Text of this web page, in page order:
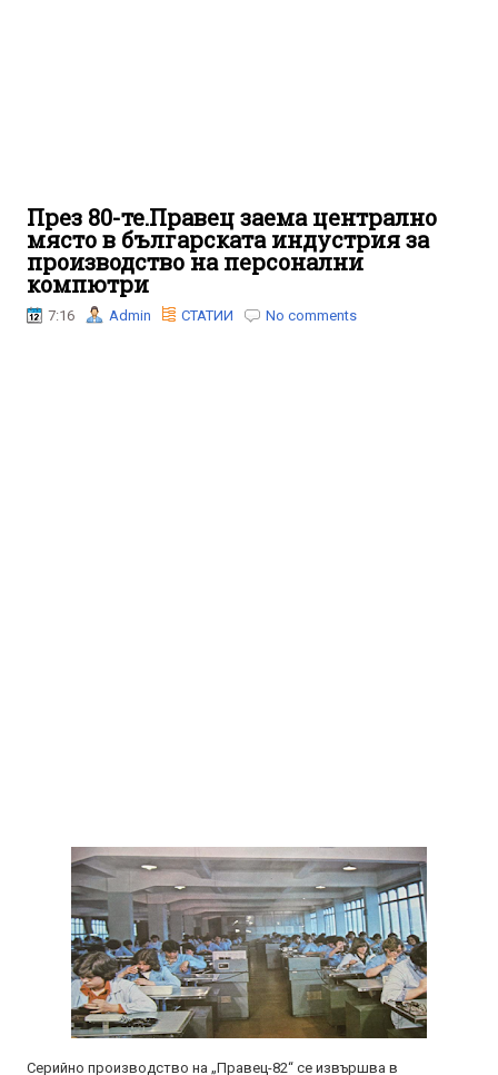
През 80-те.Правец заема централно
място в българската индустрия за
производство на персонални
компютри
7:16 Admin СТАТИИ No comments
Серийно производство на „Правец-82“ се извършва в